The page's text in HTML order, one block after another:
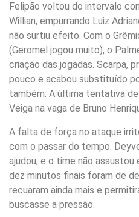
Felipão voltou do intervalo
Willian, empurrando Luiz
não surtiu efeito. Com o
(Geromel jogou muito), o
criação das jogadas. Scarpa,
pouco e acabou substituído
também. A última tentativa
Veiga na vaga de Bruno
A falta de força no ataque
com o passar do tempo.
ajudou, e o time não assustou
dez minutos finais foram de
recuaram ainda mais e
buscasse a pressão.